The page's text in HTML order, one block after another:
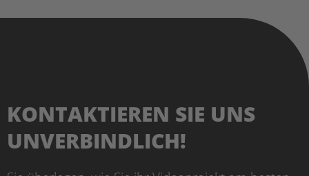
KONTAKTIEREN SIE UNS
UNVERBINDLICH!